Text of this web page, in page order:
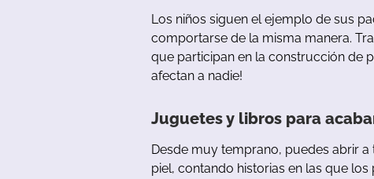
Los niños siguen el ejemplo de sus
comportarse de la misma manera.
que participan en la construcción de
afectan a nadie!
Juguetesy libros para
Desde muy temprano, puedes abrir a
piel, contando historias en las que los